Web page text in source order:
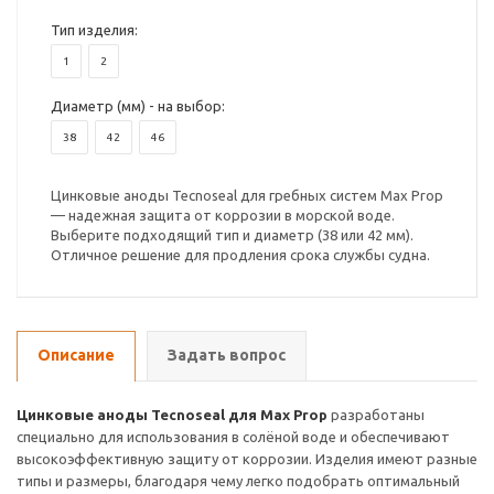
Тип изделия:
1 2
Диаметр (мм) - на выбор:
38 42 46
Цинковые аноды Tecnoseal для гребных систем Max Prop
— надежная защита от коррозии в морской воде.
Выберите подходящий тип и диаметр (38 или 42 мм).
Отличное решение для продления срока службы судна.
Описание Задать вопрос
Цинковые аноды Tecnoseal для Max Prop разработаны
специально для использования в солёной воде и обеспечивают
высокоэффективную защиту от коррозии. Изделия имеют разные
типы и размеры, благодаря чему легко подобрать оптимальный